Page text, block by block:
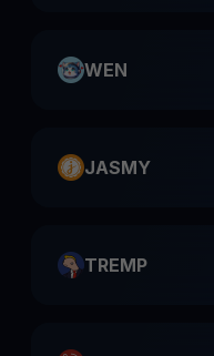
WEN
JASMY
TREMP